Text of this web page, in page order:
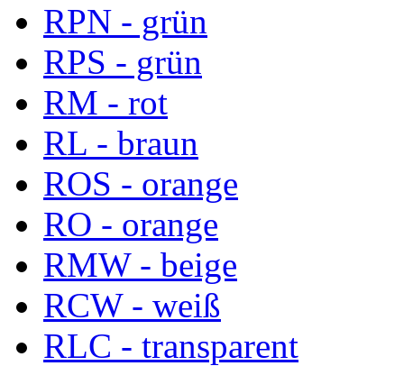
RPN - grün
RPS - grün
RM - rot
RL - braun
ROS - orange
RO - orange
RMW - beige
RCW - weiß
RLC - transparent